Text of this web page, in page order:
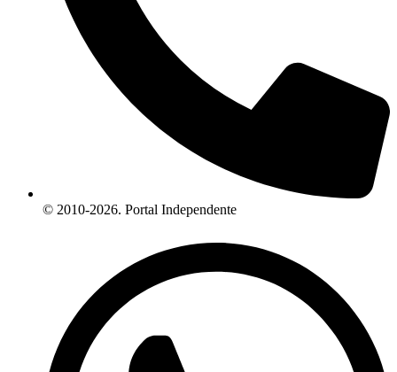
© 2010-2026. Portal Independente